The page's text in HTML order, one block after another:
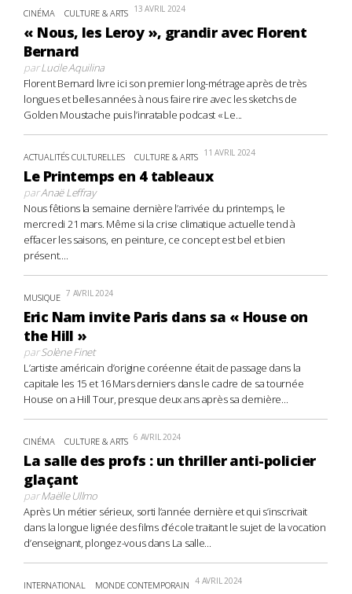
CINÉMA CULTURE & ARTS 13 AVRIL 2024
« Nous, les Leroy », grandir avec Florent
Bernard
parLucile Aquilina
Florent Bernard livre ici son premier long-métrage après de très
longues et belles années à nous faire rire avec les sketchs de
Golden Moustache puis l’inratable podcast « Le...
ACTUALITÉS CULTURELLES CULTURE & ARTS 11 AVRIL 2024
Le Printemps en 4 tableaux
parAnaë Leffray
Nous fêtions la semaine dernière l’arrivée du printemps, le
mercredi 21 mars. Même si la crise climatique actuelle tend à
effacer les saisons, en peinture, ce concept est bel et bien
présent....
MUSIQUE 7 AVRIL 2024
Eric Nam invite Paris dans sa « House on
the Hill »
parSolène Finet
L’artiste américain d’origine coréenne était de passage dans la
capitale les 15 et 16 Mars derniers dans le cadre de sa tournée
House on a Hill Tour, presque deux ans après sa dernière...
CINÉMA CULTURE & ARTS 6 AVRIL 2024
La salle des profs : un thriller anti-policier
glaçant
parMaëlle Ullmo
Après Un métier sérieux, sorti l’année dernière et qui s’inscrivait
dans la longue lignée des films d’école traitant le sujet de la vocation
d’enseignant, plongez-vous dans La salle...
INTERNATIONAL MONDE CONTEMPORAIN 4 AVRIL 2024